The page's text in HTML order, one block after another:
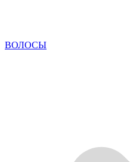
ВОЛОСЫ